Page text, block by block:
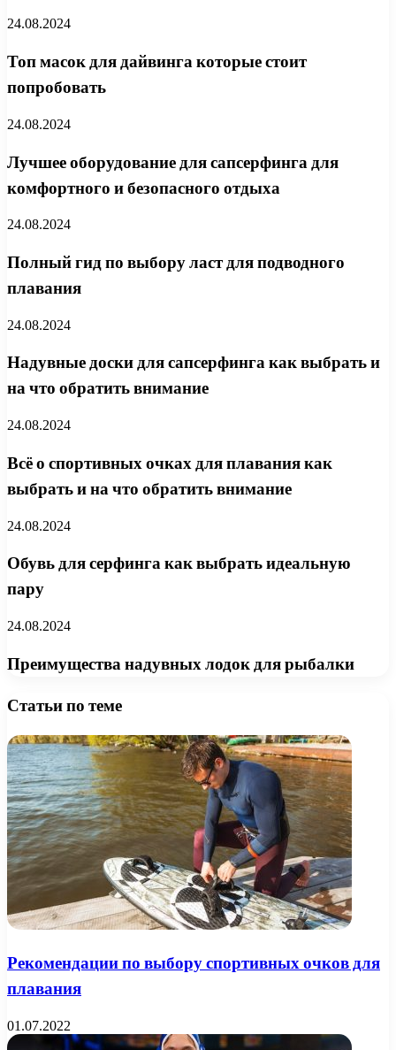
24.08.2024
Топ масок для дайвинга которые стоит
попробовать
24.08.2024
Лучшее оборудование для сапсерфинга для
комфортного и безопасного отдыха
24.08.2024
Полный гид по выбору ласт для подводного
плавания
24.08.2024
Надувные доски для сапсерфинга как выбрать и
на что обратить внимание
24.08.2024
Всё о спортивных очках для плавания как
выбрать и на что обратить внимание
24.08.2024
Обувь для серфинга как выбрать идеальную
пару
24.08.2024
Преимущества надувных лодок для рыбалки
Статьи по теме
Рекомендации по выбору спортивных очков для
плавания
01.07.2022